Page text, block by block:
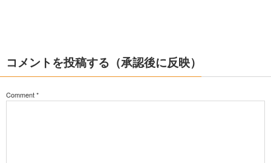
コメントを投稿する（承認後に反映）
Comment*